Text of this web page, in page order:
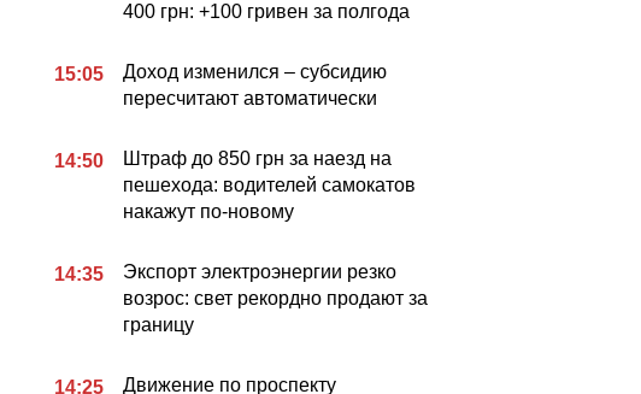
400 грн: +100 гривен за полгода
15:05
Доход изменился – субсидию
пересчитают автоматически
14:50
Штраф до 850 грн за наезд на
пешехода: водителей самокатов
накажут по-новому
14:35
Экспорт электроэнергии резко
возрос: свет рекордно продают за
границу
14:25
Движение по проспекту